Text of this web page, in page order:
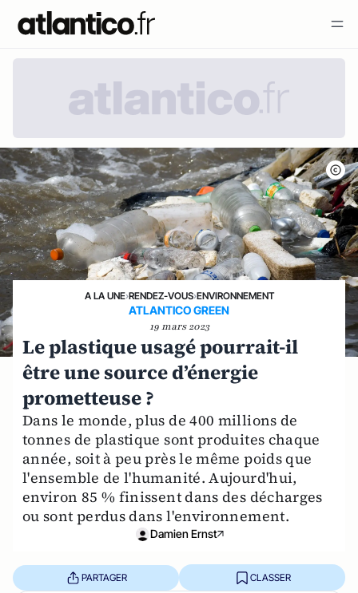
A LA UNE›RENDEZ-VOUS›ENVIRONNEMENT
ATLANTICO GREEN
19 mars 2023
Le plastique usagé pourrait-il
être une source d’énergie
prometteuse ?
Dans le monde, plus de 400 millions de
tonnes de plastique sont produites chaque
année, soit à peu près le même poids que
l'ensemble de l'humanité. Aujourd'hui,
environ 85 % finissent dans des décharges
ou sont perdus dans l'environnement.
Damien Ernst
PARTAGER CLASSER